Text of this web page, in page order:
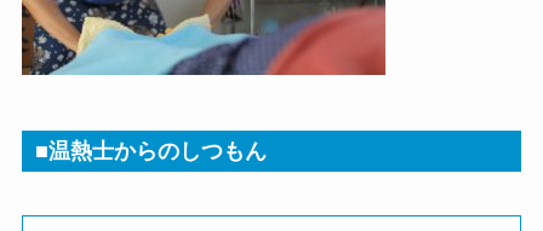
■温熱士からのしつもん